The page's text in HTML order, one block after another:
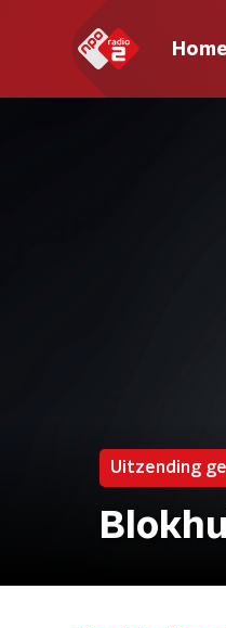
Home
Uitzending